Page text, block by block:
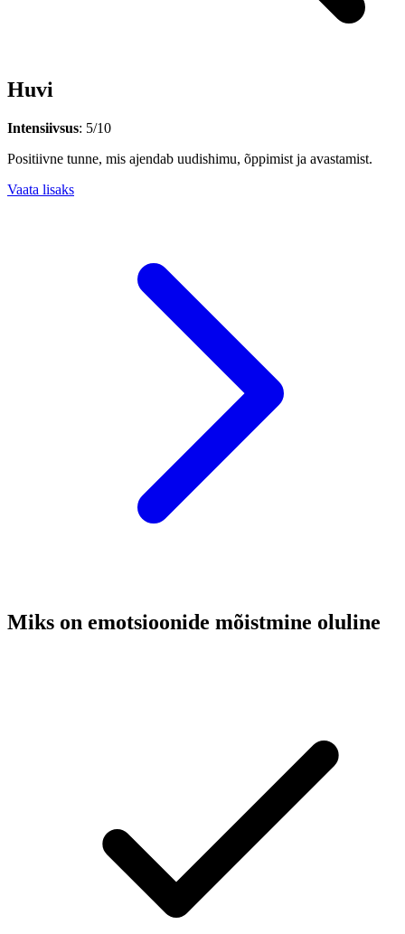
Huvi
Intensiivsus: 5/10
Positiivne tunne, mis ajendab uudishimu, õppimist ja avastamist.
Vaata lisaks
Miks on emotsioonide mõistmine oluline